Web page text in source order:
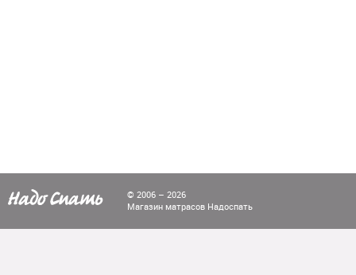
© 2006 – 2026
Магазин матрасов Надоспать